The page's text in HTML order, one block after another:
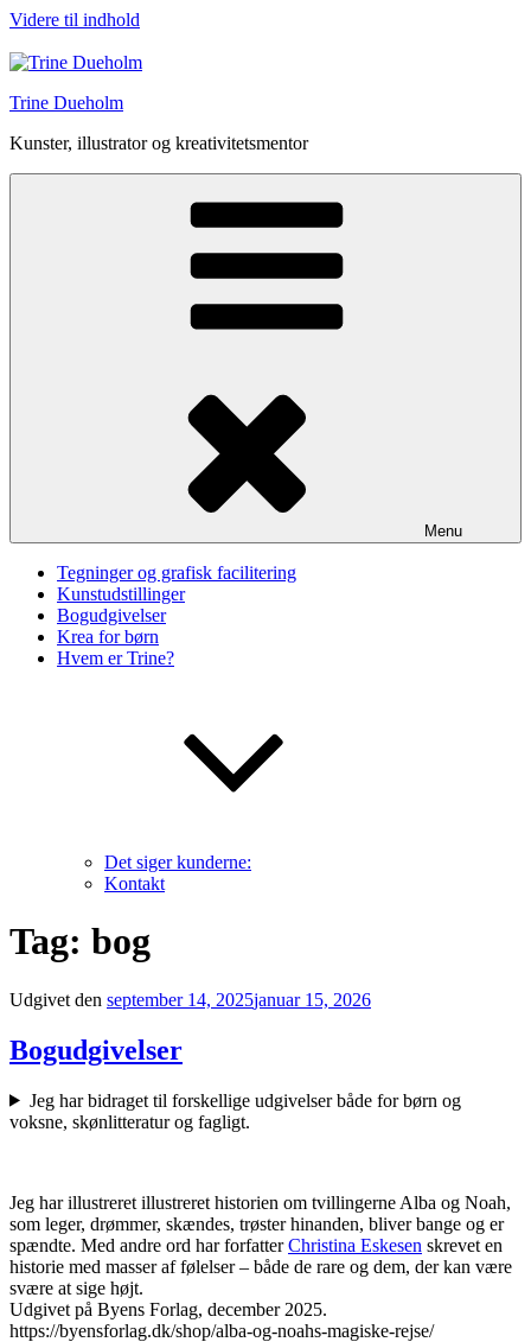
Videre til indhold
Trine Dueholm
Kunster, illustrator og kreativitetsmentor
Menu
Tegninger og grafisk facilitering
Kunstudstillinger
Bogudgivelser
Krea for børn
Hvem er Trine?
Det siger kunderne:
Kontakt
Tag: bog
Udgivet den september 14, 2025januar 15, 2026
Bogudgivelser
Jeg har bidraget til forskellige udgivelser både for børn og
voksne, skønlitteratur og fagligt.
Jeg har illustreret illustreret historien om tvillingerne Alba og Noah,
som leger, drømmer, skændes, trøster hinanden, bliver bange og er
spændte. Med andre ord har forfatterChristina Eskesen skrevet en
historie med masser af følelser – både de rare og dem, der kan være
svære at sige højt.
Udgivet på Byens Forlag, december 2025.
https://byensforlag.dk/shop/alba-og-noahs-magiske-rejse/